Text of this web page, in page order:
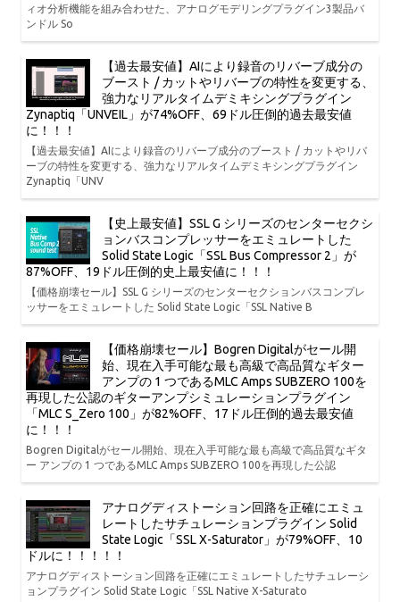
ィオ分析機能を組み合わせた、アナログモデリングプラグイン3製品バ
ンドル So
【過去最安値】AIにより録音のリバーブ成分の
ブースト / カットやリバーブの特性を変更する、
強力なリアルタイムデミキシングプラグイン
Zynaptiq「UNVEIL」が74%OFF、69ドル圧倒的過去最安値
に！！！
【過去最安値】AIにより録音のリバーブ成分のブースト / カットやリバ
ーブの特性を変更する、強力なリアルタイムデミキシングプラグイン
Zynaptiq「UNV
【史上最安値】SSL G シリーズのセンターセクシ
ョンバスコンプレッサーをエミュレートした
Solid State Logic「SSL Bus Compressor 2」が
87%OFF、19ドル圧倒的史上最安値に！！！
【価格崩壊セール】SSL G シリーズのセンターセクションバスコンプレ
ッサーをエミュレートした Solid State Logic「SSL Native B
【価格崩壊セール】Bogren Digitalがセール開
始、現在入手可能な最も高級で高品質なギター
アンプの 1 つであるMLC Amps SUBZERO 100を
再現した公認のギターアンプシミュレーションプラグイン
「MLC S_Zero 100」が82%OFF、17ドル圧倒的過去最安値
に！！！
Bogren Digitalがセール開始、現在入手可能な最も高級で高品質なギタ
ー アンプの 1 つであるMLC Amps SUBZERO 100を再現した公認
アナログディストーション回路を正確にエミュ
レートしたサチュレーションプラグイン Solid
State Logic「SSL X-Saturator」が79%OFF、10
ドルに！！！！！
アナログディストーション回路を正確にエミュレートしたサチュレーシ
ョンプラグイン Solid State Logic「SSL Native X-Saturato